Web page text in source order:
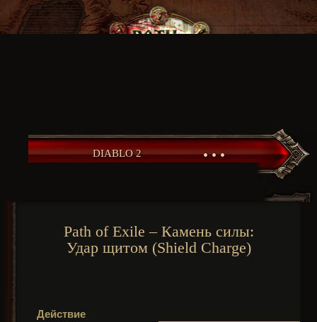
DIABLO 2 • • •
Path of Exile – Камень силы:
Удар щитом (Shield Charge)
Действие